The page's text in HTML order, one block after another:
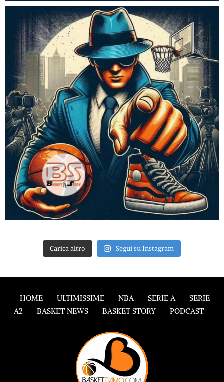
Carica altro Segui su Instagram
HOME ULTIMISSIME NBA SERIE A
SERIE
A2
BASKET NEWS BASKET STORY PODCAST